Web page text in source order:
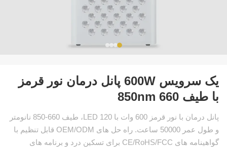
یک سرویس 600W پانل درمان نور قرمز
با طیف 660 850nm
پانل درمان با نور قرمز 600 وات با 120 LED، طیف 660-850 نانومتر
و طول عمر 50000 ساعت. راه حل های OEM/ODM قابل تنظیم با
گواهینامه های CE/RoHS/FCC برای تسکین درد و برنامه های